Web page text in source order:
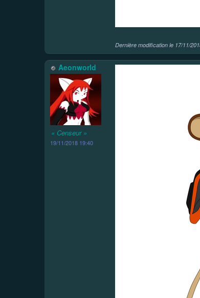
Dernière modification le 17/11/
Aeonworld
« Censeur »
19/11/2018 19:40